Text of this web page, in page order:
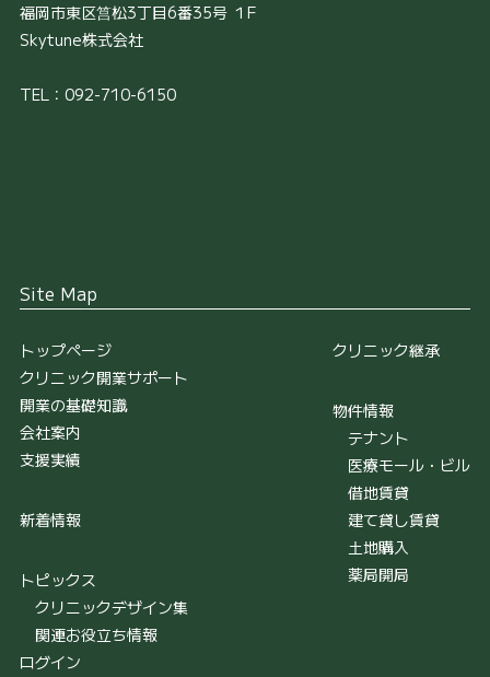
福岡市東区筥松3丁目6番35号 １F
Skytune株式会社
TEL：092-710-6150
Site Map
トップページ
クリニック開業サポート
開業の基礎知識
会社案内
支援実績
新着情報
トピックス
クリニックデザイン集
関連お役立ち情報
クリニック継承
物件情報
テナント
医療モール・ビル
借地賃貸
建て貸し賃貸
土地購入
薬局開局
ログイン